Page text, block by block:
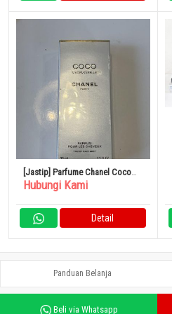
[Jastip] Parfume Chanel Coco
Mademoiselle 35ml
Hubungi Kami
Detail
Beli via Whatsapp
Panduan Belanja